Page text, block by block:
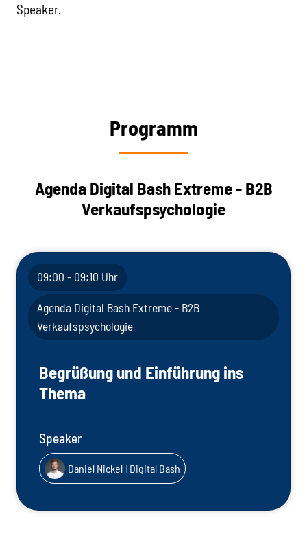
Speaker.
Programm
Agenda Digital Bash Extreme - B2B
Verkaufspsychologie
09:00 - 09:10 Uhr
Agenda Digital Bash Extreme - B2B
Verkaufspsychologie
Begrüßung und Einführung ins
Thema
Speaker
Daniel Nickel | Digital Bash